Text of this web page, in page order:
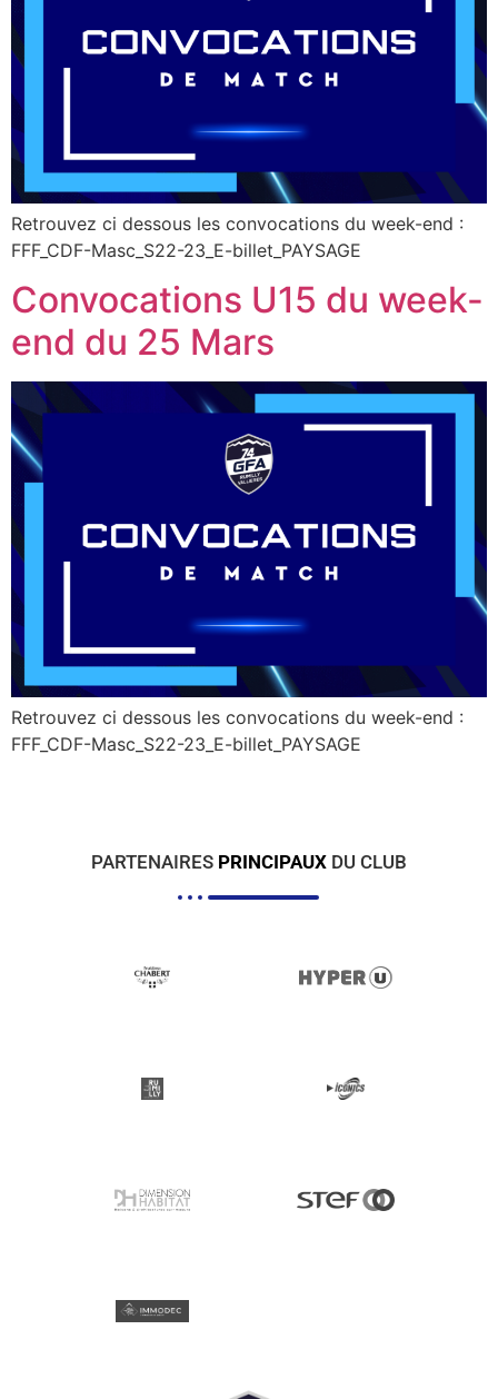
Retrouvez ci dessous les convocations du week-end :
FFF_CDF-Masc_S22-23_E-billet_PAYSAGE
Convocations U15 du week-
end du 25 Mars
Retrouvez ci dessous les convocations du week-end :
FFF_CDF-Masc_S22-23_E-billet_PAYSAGE
PARTENAIRES PRINCIPAUX DU CLUB